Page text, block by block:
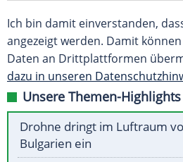
Ich bin damit einverstanden,
angezeigt werden. Damit
Daten an Drittplattformen
dazu in unseren
Unsere Themen-Highlights
Drohne dringt im Luftraum
Bulgarien ein